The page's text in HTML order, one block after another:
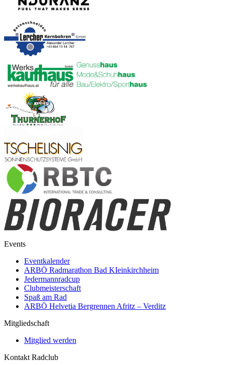
Events
Eventkalender
ARBÖ Radmarathon Bad KIeinkirchheim
Jedermannradcup
Clubmeisterschaft
Spaß am Rad
ARBÖ Helvetia Bergrennen Afritz – Verditz
Mitgliedschaft
Mitglied werden
Kontakt Radclub